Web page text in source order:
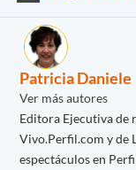
Patricia Daniele
Ver más autores
Editora Ejecutiva de
Vivo.Perfil.com y de
espectáculos en